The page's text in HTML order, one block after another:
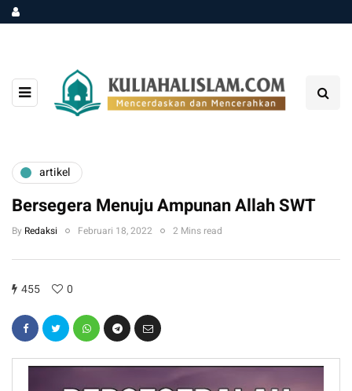
artikel
Bersegera Menuju Ampunan Allah SWT
By Redaksi Februari 18, 2022 2 Mins read
455 0